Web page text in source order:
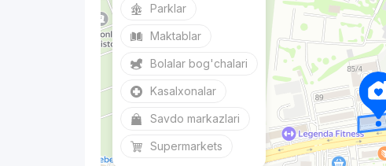
Parklar
Maktablar
Bolalar bog'chalari
Kasalxonalar
Savdo markazlari
Supermarkets